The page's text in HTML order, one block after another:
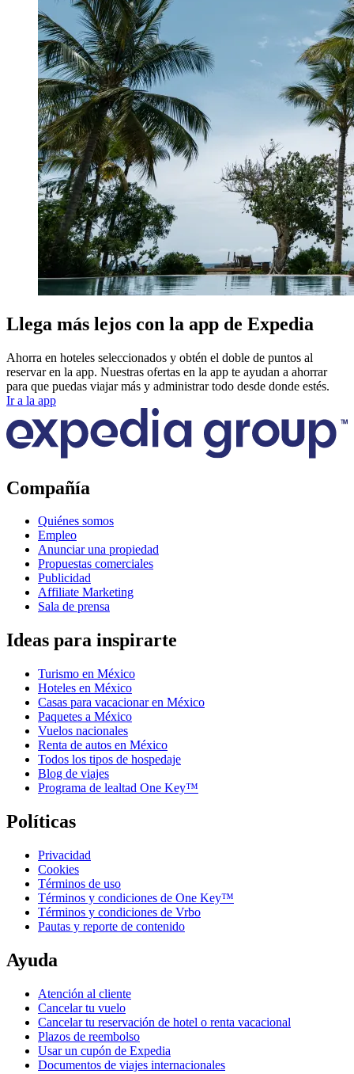
Llega más lejos con la app de Expedia
Ahorra en hoteles seleccionados y obtén el doble de puntos al
reservar en la app. Nuestras ofertas en la app te ayudan a ahorrar
para que puedas viajar más y administrar todo desde donde estés.
Ir a la app
Compañía
Quiénes somos
Empleo
Anunciar una propiedad
Propuestas comerciales
Publicidad
Affiliate Marketing
Sala de prensa
Ideas para inspirarte
Turismo en México
Hoteles en México
Casas para vacacionar en México
Paquetes a México
Vuelos nacionales
Renta de autos en México
Todos los tipos de hospedaje
Blog de viajes
Programa de lealtad One Key™
Políticas
Privacidad
Cookies
Términos de uso
Términos y condiciones de One Key™
Términos y condiciones de Vrbo
Pautas y reporte de contenido
Ayuda
Atención al cliente
Cancelar tu vuelo
Cancelar tu reservación de hotel o renta vacacional
Plazos de reembolso
Usar un cupón de Expedia
Documentos de viajes internacionales